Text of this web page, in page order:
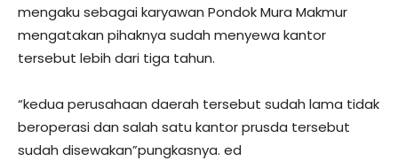
mengaku sebagai karyawan Pondok Mura Makmur
mengatakan pihaknya sudah menyewa kantor
tersebut lebih dari tiga tahun.
“kedua perusahaan daerah tersebut sudah lama tidak
beroperasi dan salah satu kantor prusda tersebut
sudah disewakan”pungkasnya. ed